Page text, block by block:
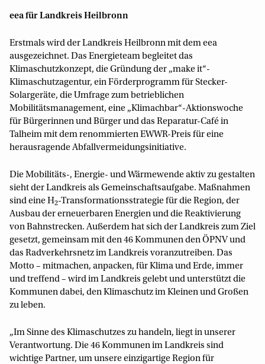
eea für Landkreis Heilbronn
Erstmals wird der Landkreis Heilbronn mit dem eea
ausgezeichnet. Das Energieteam begleitet das
Klimaschutzkonzept, die Gründung der „make it“-
Klimaschutzagentur, ein Förderprogramm für Stecker-
Solargeräte, die Umfrage zum betrieblichen
Mobilitätsmanagement, eine „Klimachbar“-Aktionswoche
für Bürgerinnen und Bürger und das Reparatur-Café in
Talheim mit dem renommierten EWWR-Preis für eine
herausragende Abfallvermeidungsinitiative.
Die Mobilitäts-, Energie- und Wärmewende aktiv zu gestalten
sieht der Landkreis als Gemeinschaftsaufgabe. Maßnahmen
sind eine H2-Transformationsstrategie für die Region, der
Ausbau der erneuerbaren Energien und die Reaktivierung
von Bahnstrecken. Außerdem hat sich der Landkreis zum Ziel
gesetzt, gemeinsam mit den 46 Kommunen den ÖPNV und
das Radverkehrsnetz im Landkreis voranzutreiben. Das
Motto – mitmachen, anpacken, für Klima und Erde, immer
und treffend – wird im Landkreis gelebt und unterstützt die
Kommunen dabei, den Klimaschutz im Kleinen und Großen
zu leben.
„Im Sinne des Klimaschutzes zu handeln, liegt in unserer
Verantwortung. Die 46 Kommunen im Landkreis sind
wichtige Partner, um unsere einzigartige Region für